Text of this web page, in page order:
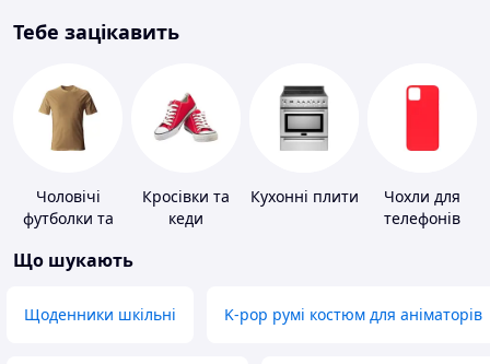
Тебе зацікавить
Чоловічі
футболки та
Кросівки та
кеди
Кухонні плити
Чохли для
телефонів
Що шукають
Щоденники шкільні K-pop румі костюм для аніматорів